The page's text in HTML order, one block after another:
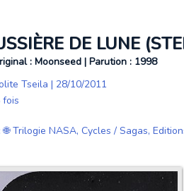
DE LUNE
: Moonseed | Parution : 1998
Tseila | 28/10/2011
fois
:🌐 Trilogie NASA, Cycles / Sagas,